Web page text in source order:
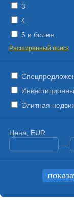
3
4
5 и более
Расширенный поиск
Элитная
Цена, EUR
—